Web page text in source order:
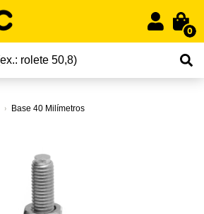
0
Base 40 Milímetros